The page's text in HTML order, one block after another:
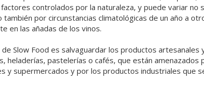
controlados por la naturaleza, y puede variar no
por circunstancias climatológicas de un año a
en las añadas de los vinos.
Slow Food es salvaguardar los productos artesanales
heladerías, pastelerías o cafés, que están amenazados
y supermercados y por los productos industriales que